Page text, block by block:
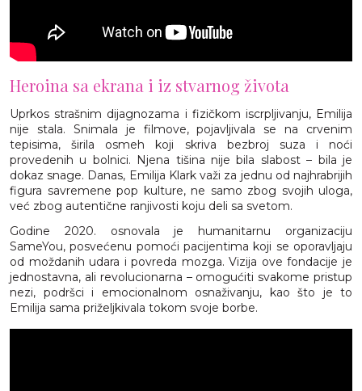
Heroina sa ekrana i iz stvarnog života
Uprkos strašnim dijagnozama i fizičkom iscrpljivanju, Emilija
nije stala. Snimala je filmove, pojavljivala se na crvenim
tepisima, širila osmeh koji skriva bezbroj suza i noći
provedenih u bolnici. Njena tišina nije bila slabost – bila je
dokaz snage. Danas, Emilija Klark važi za jednu od najhrabrijih
figura savremene pop kulture, ne samo zbog svojih uloga,
već zbog autentične ranjivosti koju deli sa svetom.
Godine 2020. osnovala je humanitarnu organizaciju
SameYou, posvećenu pomoći pacijentima koji se oporavljaju
od moždanih udara i povreda mozga. Vizija ove fondacije je
jednostavna, ali revolucionarna – omogućiti svakome pristup
nezi, podršci i emocionalnom osnaživanju, kao što je to
Emilija sama priželjkivala tokom svoje borbe.